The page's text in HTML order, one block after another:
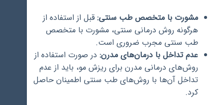
مشورت با متخصص طب سنتی: قبل از استفاده از
هرگونه روش درمانی سنتی، مشورت با متخصص
طب سنتی مجرب ضروری است.
عدم تداخل با درمان‌های مدرن: در صورت استفاده از
روش‌های درمانی مدرن برای ریزش مو، باید از عدم
تداخل آن‌ها با روش‌های طب سنتی اطمینان حاصل
کرد.